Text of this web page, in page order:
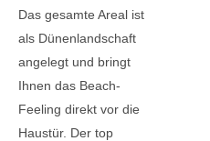
Das gesamte Areal ist
als Dünenlandschaft
angelegt und bringt
Ihnen das Beach-
Feeling direkt vor die
Haustür. Der top